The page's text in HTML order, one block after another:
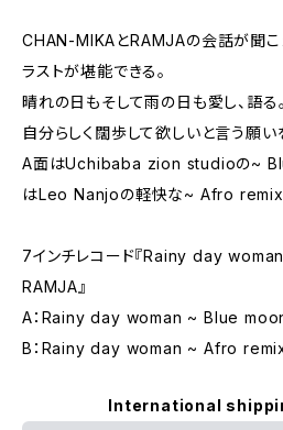
CHAN-MIKAとRAMJAの会話が聞こ
ラストが堪能できる。
晴れの日もそして雨の日も愛し、語る。
自分らしく闊歩して欲しいと言う願い
A面はUchibaba zion studioの~
はLeo Nanjoの軽快な~ Afro remix
7インチレコード『Rainy day
RAMJA』
A：Rainy day woman ~ Blue
B：Rainy day woman ~ Afro
International